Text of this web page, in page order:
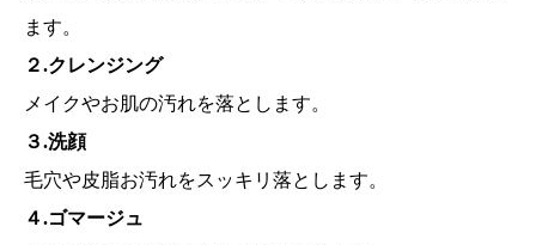
ます。
２.クレンジング
メイクやお肌の汚れを落とします。
３.洗顔
毛穴や皮脂お汚れをスッキリ落とします。
４.ゴマージュ